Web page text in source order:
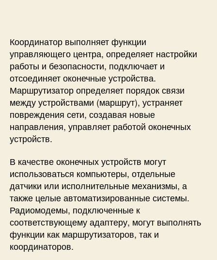
Координатор выполняет функции
управляющего центра, определяет настройки
работы и безопасности, подключает и
отсоединяет оконечные устройства.
Маршрутизатор определяет порядок связи
между устройствами (маршрут), устраняет
повреждения сети, создавая новые
направления, управляет работой оконечных
устройств.
В качестве оконечных устройств могут
использоваться компьютеры, отдельные
датчики или исполнительные механизмы, а
также целые автоматизированные системы.
Радиомодемы, подключенные к
соответствующему адаптеру, могут выполнять
функции как маршрутизаторов, так и
координаторов.